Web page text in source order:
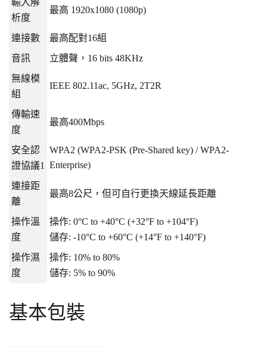
輸入解
析度
最高 1920x1080 (1080p)
連接數 最高配對16組
音訊
立體聲， 16 bits 48KHz
無線模
組
IEEE 802.11ac, 5GHz, 2T2R
傳輸速
度
最高400Mbps
安全認
證協議1
WPA2 (WPA2-PSK (Pre-Shared key) / WPA2-
Enterprise)
連接距
離
最高8公尺，但可自行更換天線延長距離
操作溫
度
操作: 0°C to +40°C (+32°F to +104°F)
儲存: -10°C to +60°C (+14°F to +140°F)
操作濕
度
操作: 10% to 80%
儲存: 5% to 90%
基本包裝